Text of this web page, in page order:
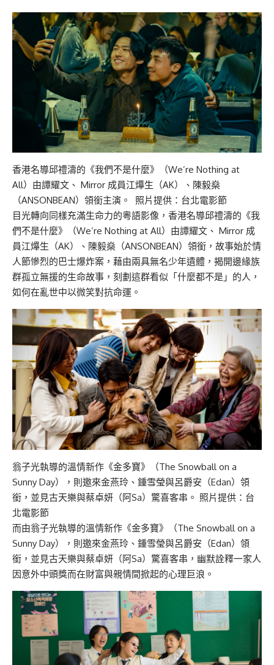
香港名導邱禮濤的《我們不是什麼》（We’re Nothing at
All）由譚耀文、 Mirror 成員江𤒹生（AK）、陳毅燊
（ANSONBEAN）領銜主演。 照片提供：台北電影節
目光轉向同樣充滿生命力的粵語影像，香港名導邱禮濤的《我
們不是什麼》（We’re Nothing at All）由譚耀文、 Mirror 成
員江𤒹生（AK）、陳毅燊（ANSONBEAN）領銜，故事始於情
人節慘烈的巴士爆炸案，藉由兩具無名少年遺體，揭開邊緣族
群孤立無援的生命故事，刻劃這群看似「什麼都不是」的人，
如何在亂世中以微笑對抗命運。
翁子光執導的溫情新作《金多寶》（The Snowball on a
Sunny Day），則邀來金燕玲、鍾雪瑩與呂爵安（Edan）領
銜，並見古天樂與蔡卓妍（阿Sa）驚喜客串。 照片提供：台
北電影節
而由翁子光執導的溫情新作《金多寶》（The Snowball on a
Sunny Day），則邀來金燕玲、鍾雪瑩與呂爵安（Edan）領
銜，並見古天樂與蔡卓妍（阿Sa）驚喜客串，幽默詮釋一家人
因意外中頭獎而在財富與親情間掀起的心理巨浪。